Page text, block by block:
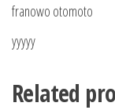
franowo otomoto
yyyyy
Related